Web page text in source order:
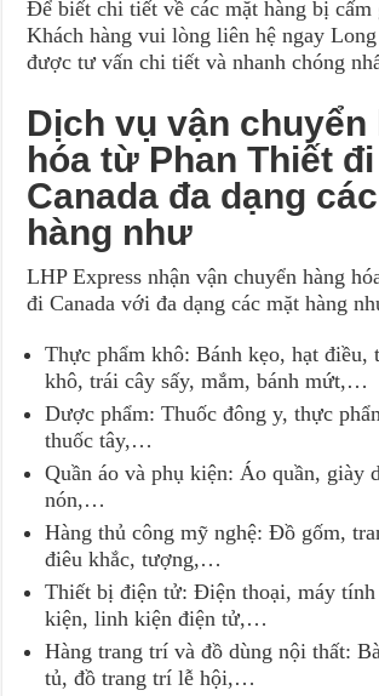
Để biết chi tiết về các mặt hàng bị cấm
Khách hàng vui lòng liên hệ ngay
được tư vấn chi tiết và nhanh chóng
Dịch vụ vận chuyển
hóa từ Phan Thiết đi
Canada đa dạng
hàng như
LHP Express nhận vận chuyển hàng
đi Canada với đa dạng các mặt hàng
Thực phẩm khô: Bánh kẹo, hạt điều,
khô, trái cây sấy, mắm, bánh mứt,…
Dược phẩm: Thuốc đông y, thực
thuốc tây,…
Quần áo và phụ kiện: Áo quần, giày
nón,…
Hàng thủ công mỹ nghệ: Đồ gốm,
điêu khắc, tượng,…
Thiết bị điện tử: Điện thoại, máy tính
kiện, linh kiện điện tử,…
Hàng trang trí và đồ dùng nội thất:
tủ, đồ trang trí lễ hội,…